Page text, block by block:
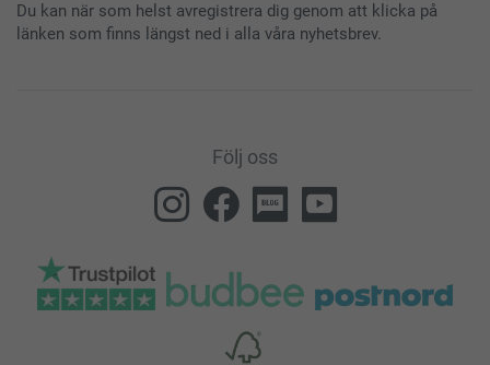
Du kan när som helst avregistrera dig genom att klicka på
länken som finns längst ned i alla våra nyhetsbrev.
Följ oss